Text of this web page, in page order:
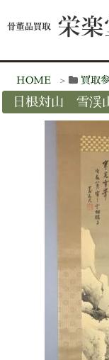
HOME 買取
日根対山 雪渓